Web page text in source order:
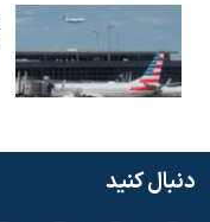
دنبال کنید